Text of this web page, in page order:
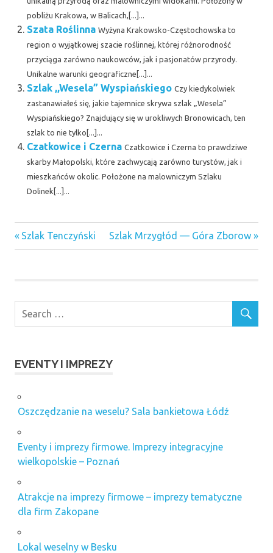
pobliżu Krakowa, w Balicach,[...]...
Szata Roślinna Wyżyna Krakowsko-Częstochowska to
region o wyjątkowej szacie roślinnej, której różnorodność
przyciąga zarówno naukowców, jak i pasjonatów przyrody.
Unikalne warunki geograficzne[...]...
Szlak ,,Wesela” Wyspiańskiego Czy kiedykolwiek
zastanawiałeś się, jakie tajemnice skrywa szlak „Wesela”
Wyspiańskiego? Znajdujący się w urokliwych Bronowicach, ten
szlak to nie tylko[...]...
Czatkowice i Czerna Czatkowice i Czerna to prawdziwe
skarby Małopolski, które zachwycają zarówno turystów, jak i
mieszkańców okolic. Położone na malowniczym Szlaku
Dolinek[...]...
Nawigacja
Previous
Post:
Szlak Tenczyński
Next
Post:
Szlak Mrzygłód — Góra Zborow
EVENTY I IMPREZY
Oszczędzanie na weselu? Sala bankietowa Łódź
Eventy i imprezy firmowe. Imprezy integracyjne
wielkopolskie – Poznań
Atrakcje na imprezy firmowe – imprezy tematyczne
dla firm Zakopane
Lokal weselny w Besku